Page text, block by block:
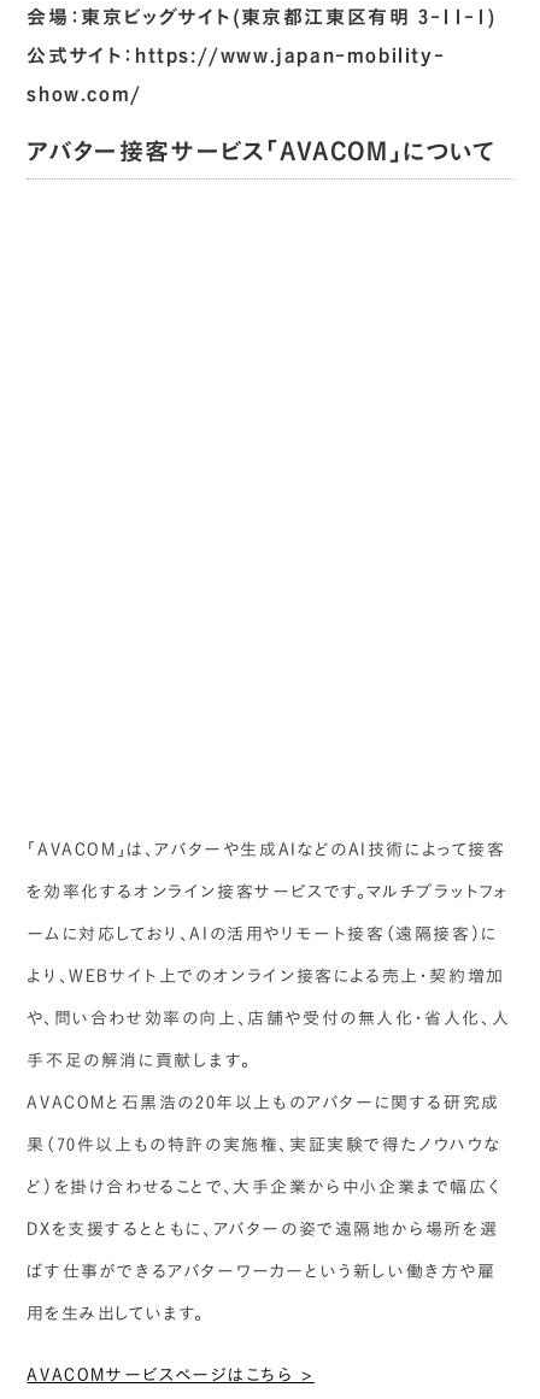
会場：東京ビッグサイト(東京都江東区有明 3-11-1)
公式サイト：https://www.japan-mobility-
show.com/
アバター接客サービス「AVACOM」について
「AVACOM」は、アバターや生成AIなどのAI技術によって接客
を効率化するオンライン接客サービスです。マルチプラットフォ
ームに対応しており、AIの活用やリモート接客（遠隔接客）に
より、WEBサイト上でのオンライン接客による売上・契約増加
や、問い合わせ効率の向上、店舗や受付の無人化・省人化、人
手不足の解消に貢献します。
AVACOMと石黒浩の20年以上ものアバターに関する研究成
果（70件以上もの特許の実施権、実証実験で得たノウハウな
ど）を掛け合わせることで、大手企業から中小企業まで幅広く
DXを支援するとともに、アバターの姿で遠隔地から場所を選
ばす仕事ができるアバターワーカーという新しい働き方や雇
用を生み出しています。
AVACOMサービスページはこちら >